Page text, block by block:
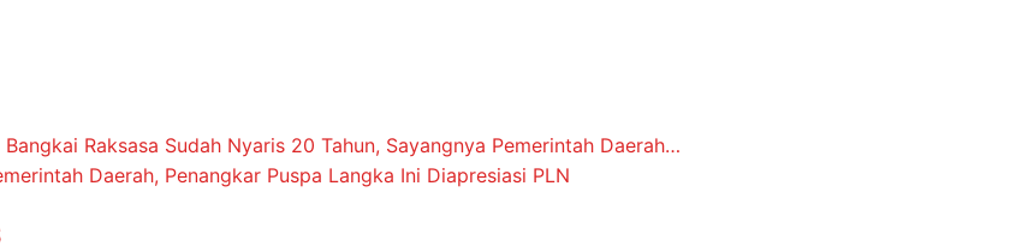
Raksasa Sudah Nyaris 20 Tahun, Sayangnya Pemerintah Daerah…
Daerah, Penangkar Puspa Langka Ini Diapresiasi PLN